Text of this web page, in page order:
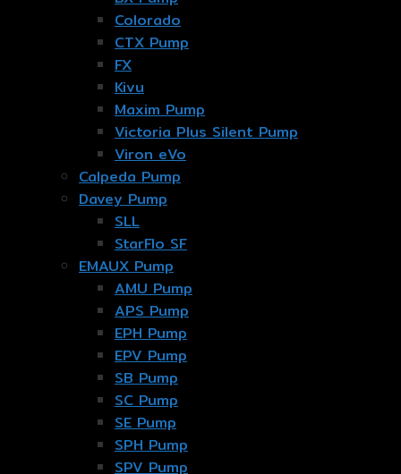
Colorado
CTX Pump
FX
Kivu
Maxim Pump
Victoria Plus Silent Pump
Viron eVo
Calpeda Pump
Davey Pump
SLL
StarFlo SF
EMAUX Pump
AMU Pump
APS Pump
EPH Pump
EPV Pump
SB Pump
SC Pump
SE Pump
SPH Pump
SPV Pump